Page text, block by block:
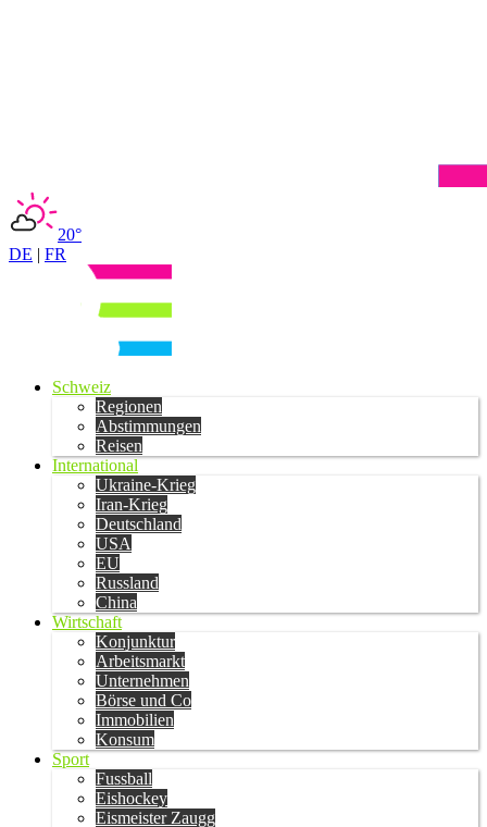
20°
DE | FR
Schweiz
Regionen
Abstimmungen
Reisen
International
Ukraine-Krieg
Iran-Krieg
Deutschland
USA
EU
Russland
China
Wirtschaft
Konjunktur
Arbeitsmarkt
Unternehmen
Börse und Co
Immobilien
Konsum
Sport
Fussball
Eishockey
Eismeister Zaugg